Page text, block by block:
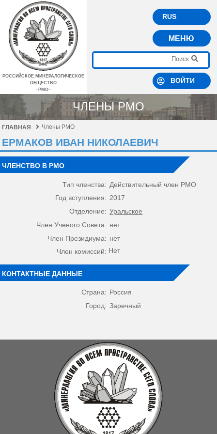
РОССИЙСКОЕ МИНЕРАЛОГИЧЕСКОЕ
ОБЩЕСТВО
–РМО–
RUS
МЕНЮ
ВОЙТИ
ЧЛЕНЫ РМО
ГЛАВНАЯ Члены РМО
ЕРМАКОВ ИВАН НИКОЛАЕВИЧ
ЧЛЕНСТВО В РМО
Тип членства: Действительный член РМО
Год вступления: 2017
Отделение: Уральское
Член Ученого Совета: нет
Член Президиума: нет
Член комиссий: Нет
КОНТАКТНЫЕ ДАННЫЕ
Страна: Россия
Город: Заречный